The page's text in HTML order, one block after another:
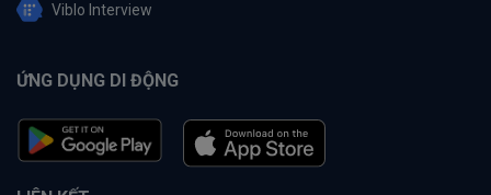
Viblo Interview
ỨNG DỤNG DI ĐỘNG